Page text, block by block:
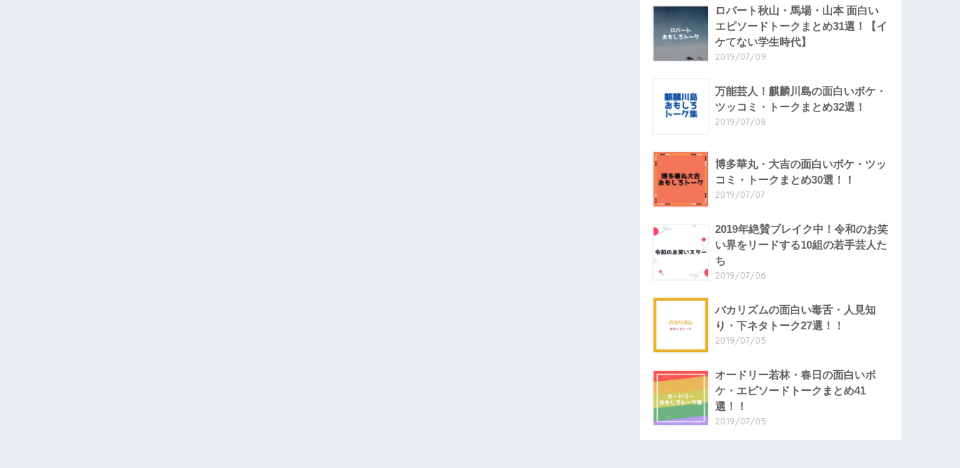
ロバート秋山・馬場・山本 面白い
エピソードトークまとめ31選！【イ
ケてない学生時代】
2019/07/09
万能芸人！麒麟川島の面白いボケ・
ツッコミ・トークまとめ32選！
2019/07/08
博多華丸・大吉の面白いボケ・ツッ
コミ・トークまとめ30選！！
2019/07/07
2019年絶賛ブレイク中！令和のお笑
い界をリードする10組の若手芸人た
ち
2019/07/06
バカリズムの面白い毒舌・人見知
り・下ネタトーク27選！！
2019/07/05
オードリー若林・春日の面白いボ
ケ・エピソードトークまとめ41
選！！
2019/07/05